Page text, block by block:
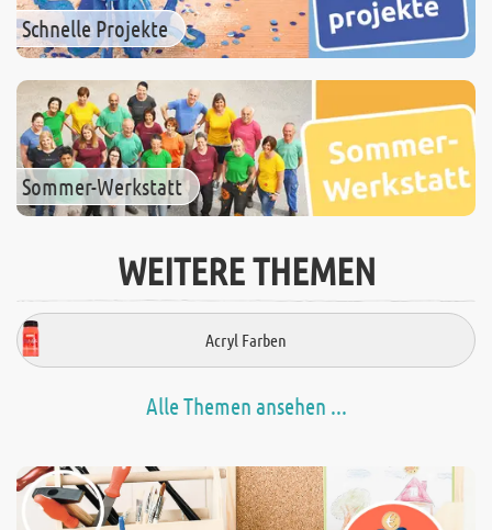
Schnelle Projekte
Sommer-Werkstatt
WEITERE THEMEN
Acryl Farben
Alle Themen ansehen ...